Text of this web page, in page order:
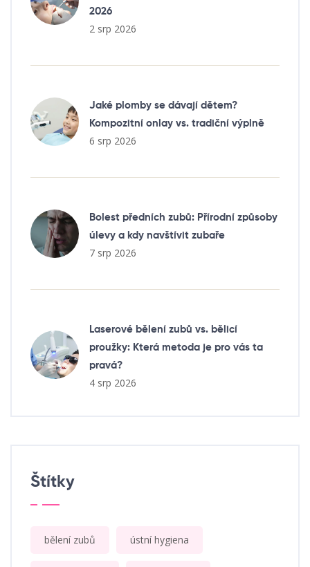
2026
2 srp 2026
Jaké plomby se dávají dětem?
Kompozitní onlay vs. tradiční výplně
6 srp 2026
Bolest předních zubů: Přírodní způsoby
úlevy a kdy navštívit zubaře
7 srp 2026
Laserové bělení zubů vs. bělicí
proužky: Která metoda je pro vás ta
pravá?
4 srp 2026
Štítky
bělení zubů ústní hygiena